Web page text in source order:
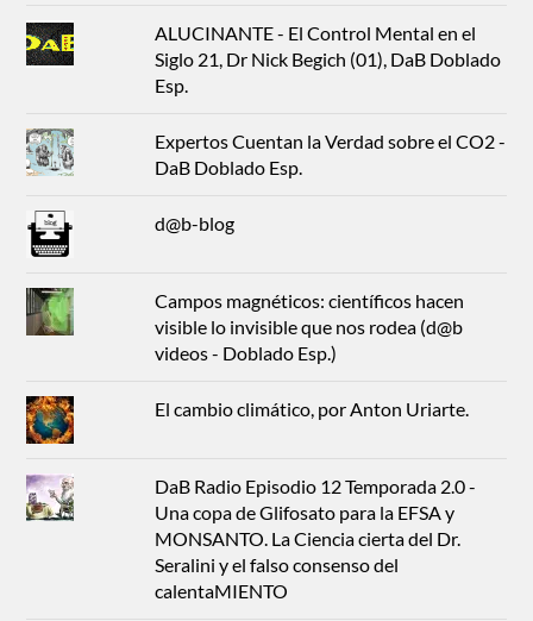
ALUCINANTE - El Control Mental en el
Siglo 21, Dr Nick Begich (01), DaB Doblado
Esp.
Expertos Cuentan la Verdad sobre el CO2 -
DaB Doblado Esp.
d@b-blog
Campos magnéticos: científicos hacen
visible lo invisible que nos rodea (d@b
videos - Doblado Esp.)
El cambio climático, por Anton Uriarte.
DaB Radio Episodio 12 Temporada 2.0 -
Una copa de Glifosato para la EFSA y
MONSANTO. La Ciencia cierta del Dr.
Seralini y el falso consenso del
calentaMIENTO